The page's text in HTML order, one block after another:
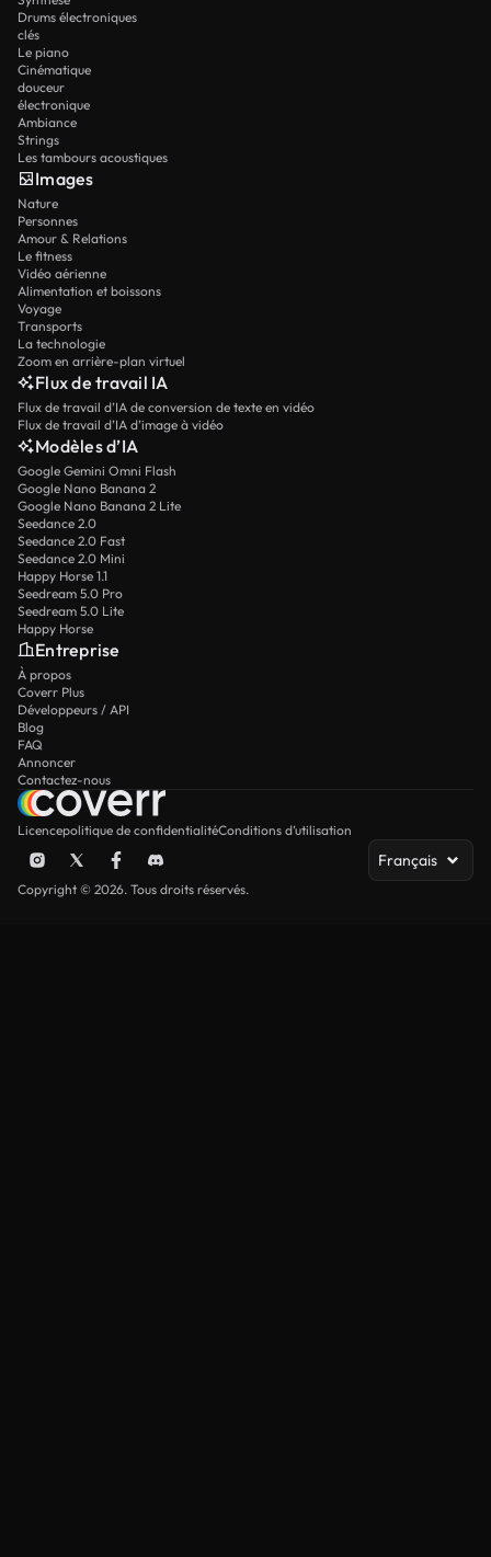
Drums électroniques
clés
Le piano
Cinématique
douceur
électronique
Ambiance
Strings
Les tambours acoustiques
Images
Nature
Personnes
Amour & Relations
Le fitness
Vidéo aérienne
Alimentation et boissons
Voyage
Transports
La technologie
Zoom en arrière-plan virtuel
Flux de travail IA
Flux de travail d’IA de conversion de texte en vidéo
Flux de travail d’IA d’image à vidéo
Modèles d’IA
Google Gemini Omni Flash
Google Nano Banana 2
Google Nano Banana 2 Lite
Seedance 2.0
Seedance 2.0 Fast
Seedance 2.0 Mini
Happy Horse 1.1
Seedream 5.0 Pro
Seedream 5.0 Lite
Happy Horse
Entreprise
À propos
Coverr Plus
Développeurs / API
Blog
FAQ
Annoncer
Contactez-nous
Licencepolitique de confidentialitéConditions d’utilisation
Français
Copyright © 2026. Tous droits réservés.